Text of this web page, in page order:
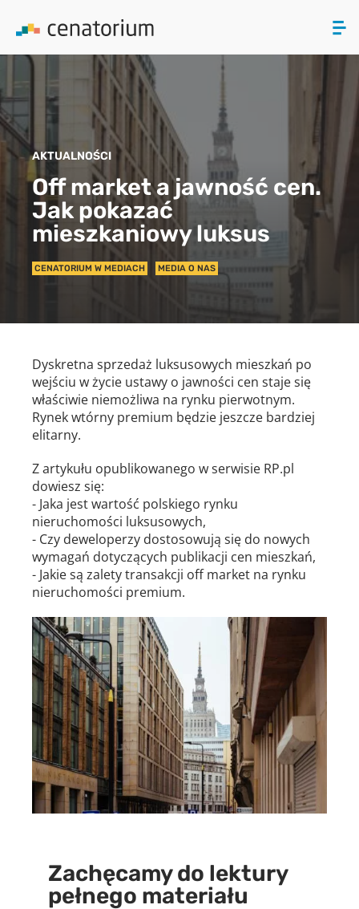
PRODUKTY
O NAS
AKTUALNOŚCI
KONTAKT
AKTUALNOŚCI
Off market a jawność cen.
Jak pokazać
mieszkaniowy luksus
CENATORIUM W MEDIACH MEDIA O NAS
Dyskretna sprzedaż luksusowych mieszkań po
wejściu w życie ustawy o jawności cen staje się
właściwie niemożliwa na rynku pierwotnym.
Rynek wtórny premium będzie jeszcze bardziej
elitarny.
Z artykułu opublikowanego w serwisie RP.pl
dowiesz się:
- Jaka jest wartość polskiego rynku
nieruchomości luksusowych,
- Czy deweloperzy dostosowują się do nowych
wymagań dotyczących publikacji cen mieszkań,
- Jakie są zalety transakcji off market na rynku
nieruchomości premium.
Zachęcamy do lektury
pełnego materiału